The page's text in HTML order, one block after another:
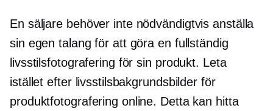
En säljare behöver inte nödvändigtvis anställa
sin egen talang för att göra en fullständig
livsstilsfotografering för sin produkt. Leta
istället efter livsstilsbakgrundsbilder för
produktfotografering online. Detta kan hitta